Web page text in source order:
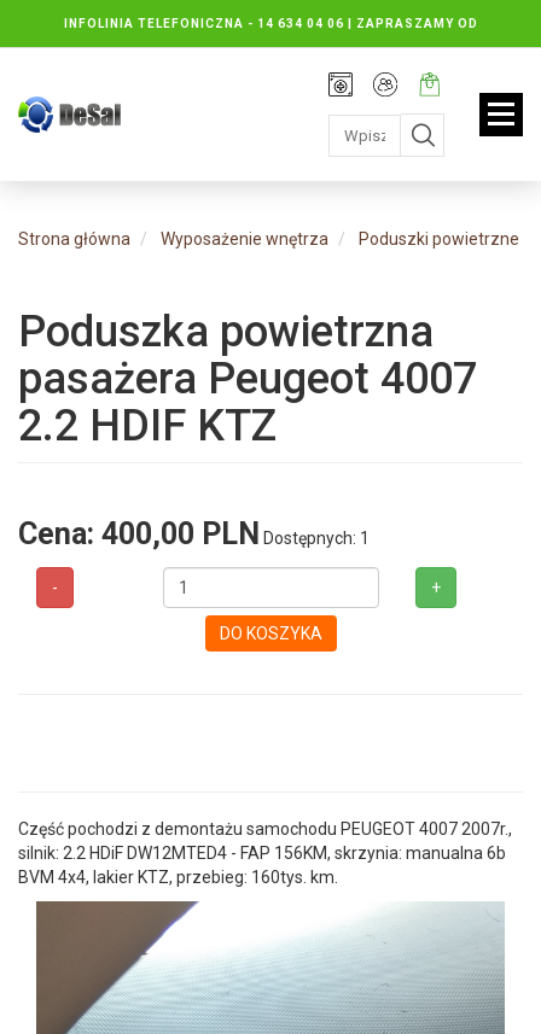
INFOLINIA TELEFONICZNA - 14 634 04 06 | ZAPRASZAMY OD
PONIEDZIAŁKU DO PIĄTKU : 8.30 DO 16.30, SOBOTY: 8.30 DO 13.00
Rejestracja
Moje
konto
Twój
koszyk:
jest
pusty
Strona główna Wyposażenie wnętrza Poduszki powietrzne
Poduszka powietrzna
pasażera Peugeot 4007
2.2 HDIF KTZ
Cena: 400,00 PLN Dostępnych: 1
- +
DO KOSZYKA
Część pochodzi z demontażu samochodu PEUGEOT 4007 2007r.,
silnik: 2.2 HDiF DW12MTED4 - FAP 156KM, skrzynia: manualna 6b
BVM 4x4, lakier KTZ, przebieg: 160tys. km.